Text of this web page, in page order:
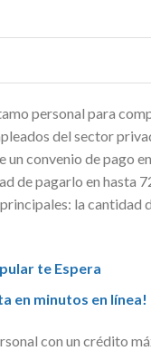
personal para
del sector
convenio de pago
de pagarlo en hasta
la cantidad
te Espera
en minutos en línea!
con un crédito